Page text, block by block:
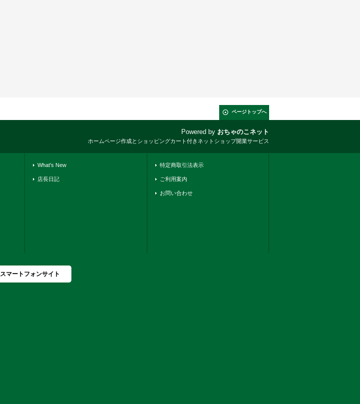
ページトップへ
Powered by おちゃのこネット
ホームページ作成とショッピングカート付きネットショップ開業サービス
What's New
店長日記
特定商取引法表示
ご利用案内
お問い合わせ
スマートフォンサイト